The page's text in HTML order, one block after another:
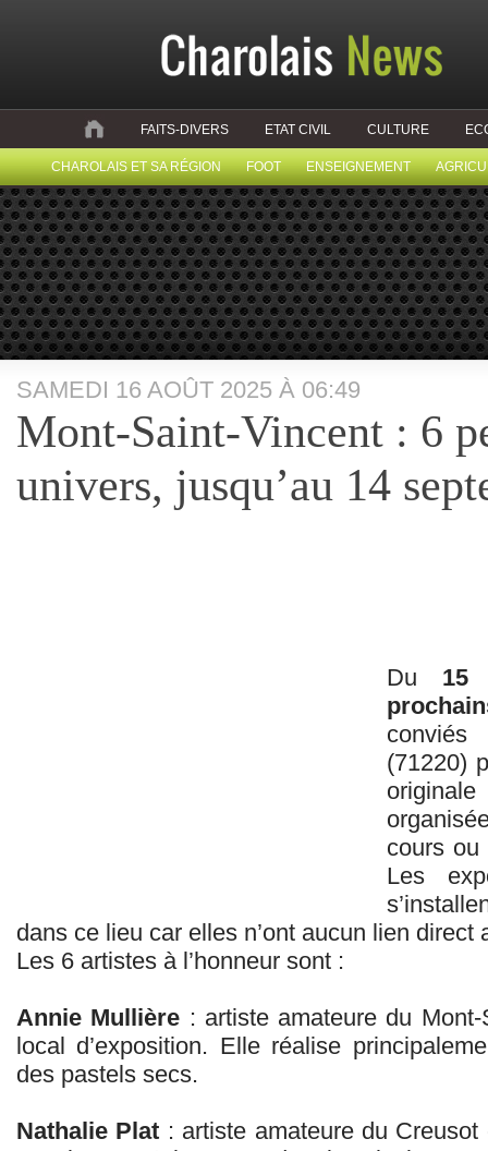
FAITS-DIVERS ETAT CIVIL CULTURE
CHAROLAIS ET SA RÉGION FOOT ENSEIGNEMENT
SAMEDI 16 AOÛT 2025 À 06:49
Mont‑Saint‑Vincent : 6
univers, jusqu’au 14
Du 15
(71220)
cours ou
Les
dans ce lieu car elles n’ont aucun lien direct
Les 6 artistes à l’honneur sont :
Annie Mullière : artiste amateure du
local d’exposition. Elle réalise
des pastels secs.
Nathalie Plat : artiste amateure du